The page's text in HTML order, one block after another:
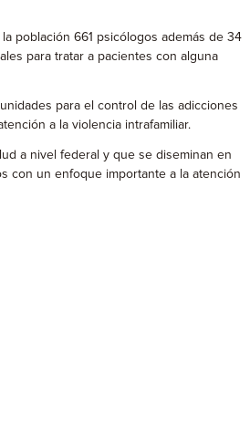
población 661 psicólogos además de 34
para tratar a pacientes con alguna
para el control de las adicciones
a la violencia intrafamiliar.
a nivel federal y que se diseminan en
con un enfoque importante a la atención